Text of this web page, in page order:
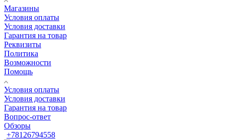
Магазины
Условия оплаты
Условия доставки
Гарантия на товар
Реквизиты
Политика
Возможности
Помощь
Условия оплаты
Условия доставки
Гарантия на товар
Вопрос-ответ
Обзоры
+78126794558